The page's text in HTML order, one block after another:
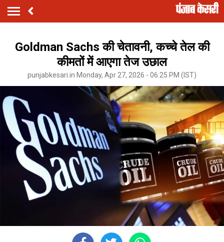
Goldman Sachs की चेतावनी, कच्चे तेल की
कीमतों में आएगा तेज उछाल
punjabkesari.in Monday, Apr 27, 2026 - 06:25 PM (IST)